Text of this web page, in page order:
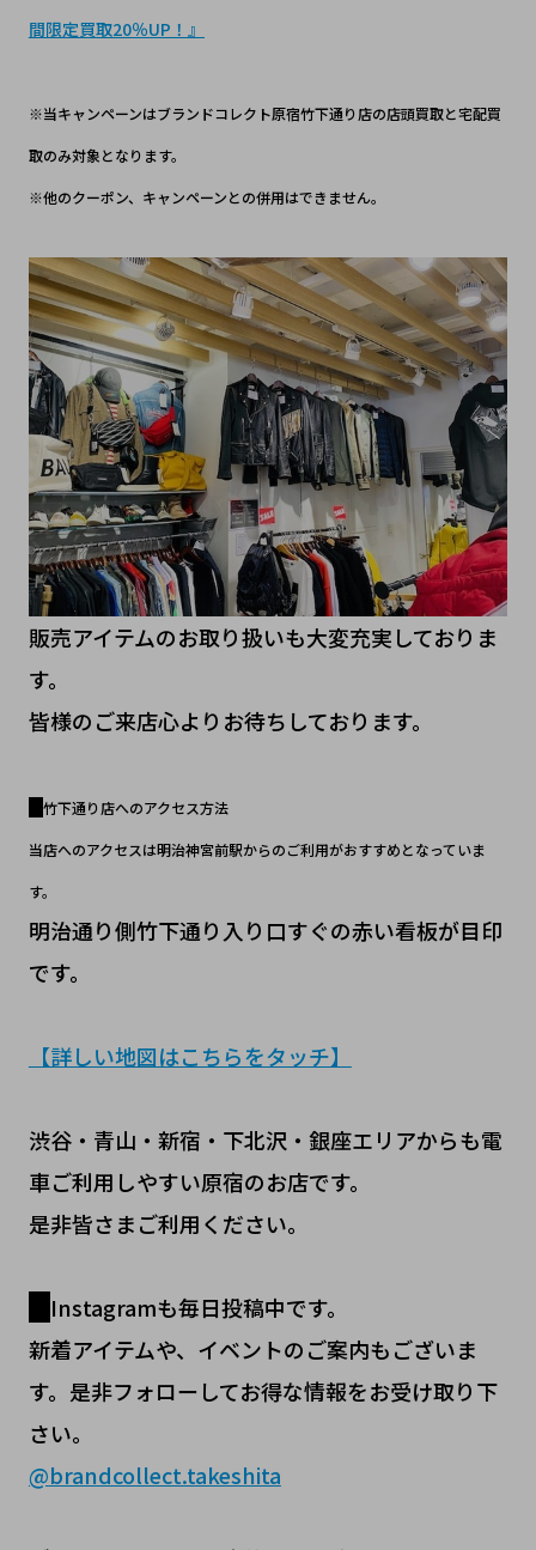
間限定買取20％UP！ 』
※当キャンペーンはブランドコレクト原宿竹下通り店の店頭買取と宅配買
取のみ対象となります。
※他のクーポン、キャンペーンとの併用はできません。
販売アイテムのお取り扱いも大変充実しておりま
す。
皆様のご来店心よりお待ちしております。
竹下通り店へのアクセス方法
当店へのアクセスは明治神宮前駅からのご利用がおすすめとなっていま
す。
明治通り側竹下通り入り口すぐの赤い看板が目印
です。
【詳しい地図はこちらをタッチ】
渋谷・青山・新宿・下北沢・銀座エリアからも電
車ご利用しやすい原宿のお店です。
是非皆さまご利用ください。
Instagramも毎日投稿中です。
新着アイテムや、イベントのご案内もございま
す。是非フォローしてお得な情報をお受け取り下
さい。
@brandcollect.takeshita